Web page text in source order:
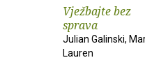
Vježbajte bez
sprava
Julian Galinski,
Lauren